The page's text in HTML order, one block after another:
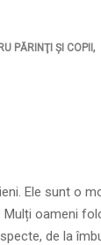
PĂRINŢI ŞI COPII,
Ele sunt o
oameni
de la